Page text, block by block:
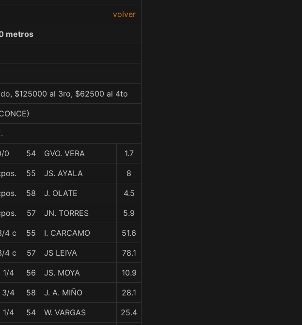
volver
metros
$125000 al 3ro, $62500 al 4to
0 54 GVO. VERA 1.7
55 JS. AYALA 8
58 J. OLATE 4.5
57 JN. TORRES 5.9
4 c 55 I. CARCAMO 51.6
4 c 57 JS LEIVA 78.1
1/4 56 JS. MOYA 10.9
3/4 58 J. A. MIÑO 28.1
1/4 54 W. VARGAS 25.4